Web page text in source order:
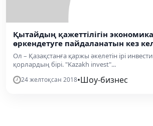
Қытайдың қажеттілігін
өркендетуге пайдаланатын кез
Ол – Қазақстанға қаржы әкелетін ірі
қорлардың бірі. "Kazakh invest"...
24 желтоқсан 2018•Шоу-бизнес